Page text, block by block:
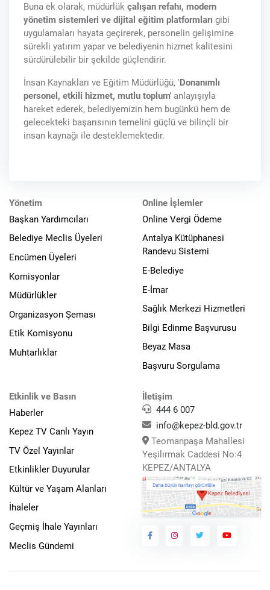
Buna ek olarak, müdürlük çalışan refahı, modern
yönetim sistemleri ve dijital eğitim platformları gibi
uygulamaları hayata geçirerek, personelin gelişimine
sürekli yatırım yapar ve belediyenin hizmet kalitesini
sürdürülebilir bir şekilde güçlendirir.
İnsan Kaynakları ve Eğitim Müdürlüğü, ' Donanımlı
personel, etkili hizmet, mutlu toplum' anlayışıyla
hareket ederek, belediyemizin hem bugünkü hem de
gelecekteki başarısının temelini güçlü ve bilinçli bir
insan kaynağı ile desteklemektedir.
Yönetim
Başkan Yardımcıları
Belediye Meclis Üyeleri
Encümen Üyeleri
Komisyonlar
Müdürlükler
Organizasyon Şeması
Etik Komisyonu
Muhtarlıklar
Online İşlemler
Online Vergi Ödeme
Antalya Kütüphanesi
Randevu Sistemi
E-Belediye
E-İmar
Sağlık Merkezi Hizmetleri
Bilgi Edinme Başvurusu
Beyaz Masa
Başvuru Sorgulama
Etkinlik ve Basın
Haberler
Kepez TV Canlı Yayın
TV Özel Yayınlar
Etkinlikler Duyurular
Kültür ve Yaşam Alanları
İhaleler
Geçmiş İhale Yayınları
Meclis Gündemi
İletişim
444 6 007
info@kepez-bld.gov.tr
Teomanpaşa Mahallesi
Yeşilırmak Caddesi No:4
KEPEZ/ANTALYA